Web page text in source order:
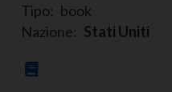
Tipo: book
Nazione: Stati Uniti